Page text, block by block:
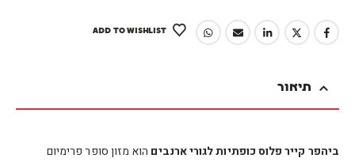
ADD TO WISHLIST
תיאור
ביהפר קייר פלוס כופתיות לגורי ארנבים הוא מזון סופר פרימיום